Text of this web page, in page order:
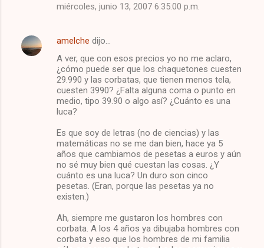
miércoles, junio 13, 2007 6:35:00 p.m.
amelche dijo…
A ver, que con esos precios yo no me aclaro,
¿cómo puede ser que los chaquetones cuesten
29.990 y las corbatas, que tienen menos tela,
cuesten 3990? ¿Falta alguna coma o punto en
medio, tipo 39.90 o algo así? ¿Cuánto es una
luca?
Es que soy de letras (no de ciencias) y las
matemáticas no se me dan bien, hace ya 5
años que cambiamos de pesetas a euros y aún
no sé muy bien qué cuestan las cosas. ¿Y
cuánto es una luca? Un duro son cinco
pesetas. (Eran, porque las pesetas ya no
existen.)
Ah, siempre me gustaron los hombres con
corbata. A los 4 años ya dibujaba hombres con
corbata y eso que los hombres de mi familia